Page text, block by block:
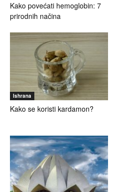
Kako povećati hemoglobin: 7
prirodnih načina
Ishrana
Kako se koristi kardamon?